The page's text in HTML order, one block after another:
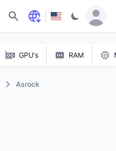
Zoeken
GPU's RAM
Asrock